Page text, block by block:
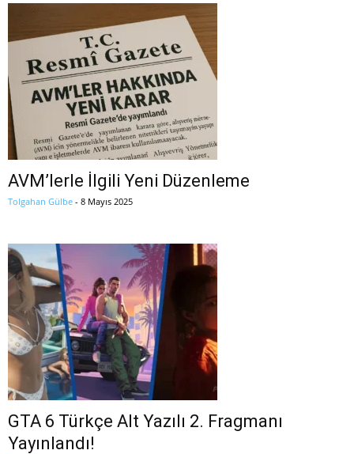
AVM’lerle İlgili Yeni Düzenleme
Tolgahan Gülbe - 8 Mayıs 2025
GTA 6 Türkçe Alt Yazılı 2. Fragmanı
Yayınlandı!